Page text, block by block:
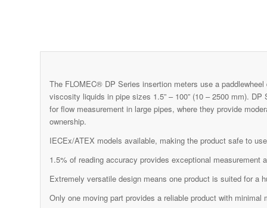
The FLOMEC® DP Series insertion meters use a
viscosity liquids in pipe sizes 1.5” – 100” (10 – 2500 mm).
for flow measurement in large pipes, where they provide
ownership.
IECEx/ATEX models available, making the product safe to
1.5% of reading accuracy provides exceptional measurement
Extremely versatile design means one product is suited for a
Only one moving part provides a reliable product with minimal